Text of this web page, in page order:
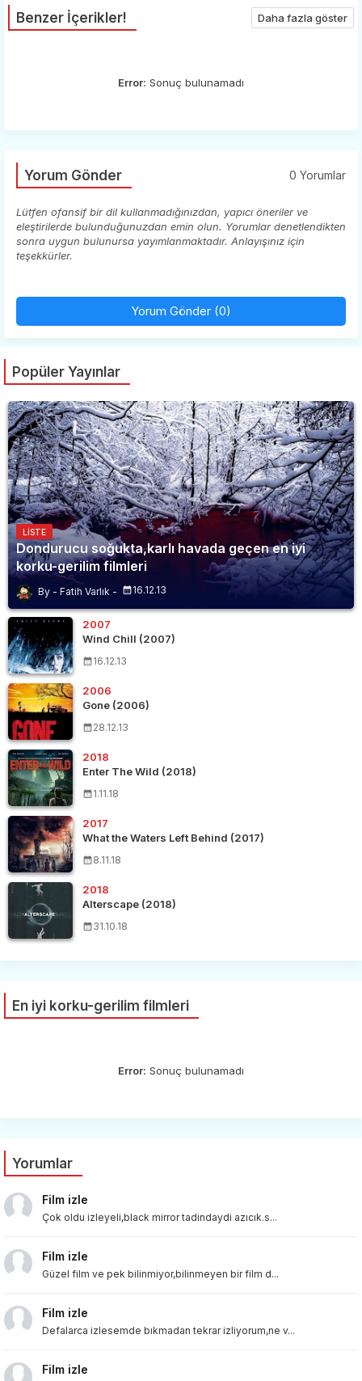
Benzer İçerikler! Daha fazla göster
Error: Sonuç bulunamadı
Yorum Gönder 0 Yorumlar
Lütfen ofansif bir dil kullanmadığınızdan, yapıcı öneriler ve
eleştirilerde bulunduğunuzdan emin olun. Yorumlar denetlendikten
sonra uygun bulunursa yayımlanmaktadır. Anlayışınız için
teşekkürler.
Yorum Gönder (0)
Popüler Yayınlar
LISTE
Dondurucu soğukta,karlı havada geçen en iyi
korku-gerilim filmleri
Fatih Varlık 16.12.13
2007
Wind Chill (2007)
16.12.13
2006
Gone (2006)
28.12.13
2018
Enter The Wild (2018)
1.11.18
2017
What the Waters Left Behind (2017)
8.11.18
2018
Alterscape (2018)
31.10.18
En iyi korku-gerilim filmleri
Error: Sonuç bulunamadı
Yorumlar
Film izle
Çok oldu izleyeli,black mirror tadindaydi azıcık.s...
Film izle
Güzel film ve pek bilinmiyor,bilinmeyen bir film d...
Film izle
Defalarca izlesemde bıkmadan tekrar izliyorum,ne v...
Film izle